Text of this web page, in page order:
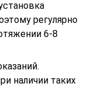
регулярно
6-8
наличии таких